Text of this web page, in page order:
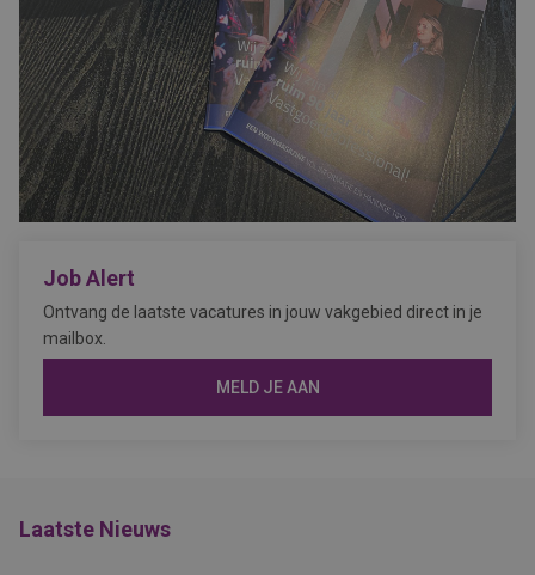
Job Alert
Ontvang de laatste vacatures in jouw vakgebied direct in je
mailbox.
MELD JE AAN
Laatste Nieuws